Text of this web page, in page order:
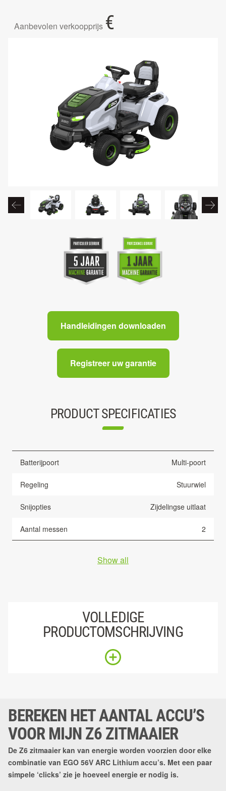
Handleidingen downloaden
Registreer uw garantie
Aanbevolen verkoopprijs €
PRODUCT SPECIFICATIES
Batterijpoort Multi-poort
Regeling Stuurwiel
Snijopties Zijdelingse uitlaat
Aantal messen 2
Show all
VOLLEDIGE
PRODUCTOMSCHRIJVING
BEREKEN HET AANTAL ACCU’S
VOOR MIJN Z6 ZITMAAIER
De Z6 zitmaaier kan van energie worden voorzien door elke
combinatie van EGO 56V ARC Lithium accu’s. Met een paar
simpele ‘clicks’ zie je hoeveel energie er nodig is.